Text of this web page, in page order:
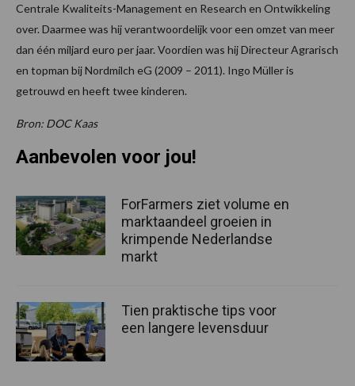
Centrale Kwaliteits-Management en Research en Ontwikkeling
over. Daarmee was hij verantwoordelijk voor een omzet van meer
dan één miljard euro per jaar. Voordien was hij Directeur Agrarisch
en topman bij Nordmilch eG (2009 – 2011). Ingo Müller is
getrouwd en heeft twee kinderen.
Bron: DOC Kaas
Aanbevolen voor jou!
ForFarmers ziet volume en
marktaandeel groeien in
krimpende Nederlandse
markt
Tien praktische tips voor
een langere levensduur